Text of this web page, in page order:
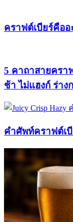
คราฟต์เบียร์คืออ
5 คาถาสายครา
ช้า ไม่แฮงก์ ร่าง
คำศัพท์คราฟต์เบี